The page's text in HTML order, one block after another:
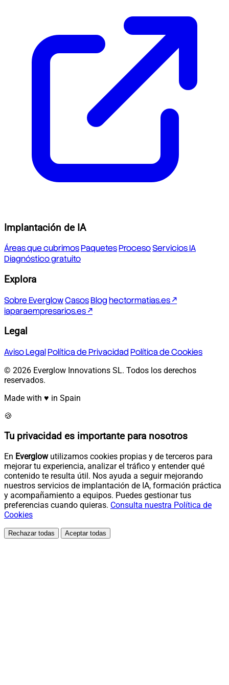
Implantación de IA
Áreas que cubrimosPaquetesProcesoServicios IA
Diagnóstico gratuito
Explora
Sobre EverglowCasosBloghectormatias.es ↗
iaparaempresarios.es ↗
Legal
Aviso LegalPolítica de PrivacidadPolítica de Cookies
© 2026 Everglow Innovations SL. Todos los derechos
reservados.
Made with ♥ in Spain
🍪
Tu privacidad es importante para nosotros
En Everglowutilizamos cookies propias y de terceros para
mejorar tu experiencia, analizar el tráfico y entender qué
contenido te resulta útil. Nos ayuda a seguir mejorando
nuestros servicios de implantación de IA, formación práctica
y acompañamiento a equipos. Puedes gestionar tus
preferencias cuando quieras. Consulta nuestra Política de
Cookies
Rechazar todas Aceptar todas